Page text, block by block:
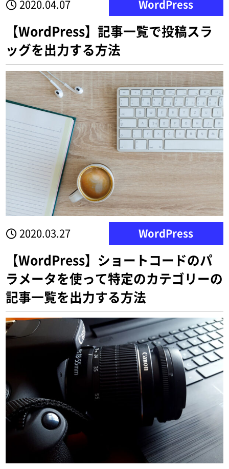
2020.04.07 WordPress
【WordPress】記事一覧で投稿スラ
ッグを出力する方法
2020.03.27 WordPress
【WordPress】ショートコードのパ
ラメータを使って特定のカテゴリーの
記事一覧を出力する方法